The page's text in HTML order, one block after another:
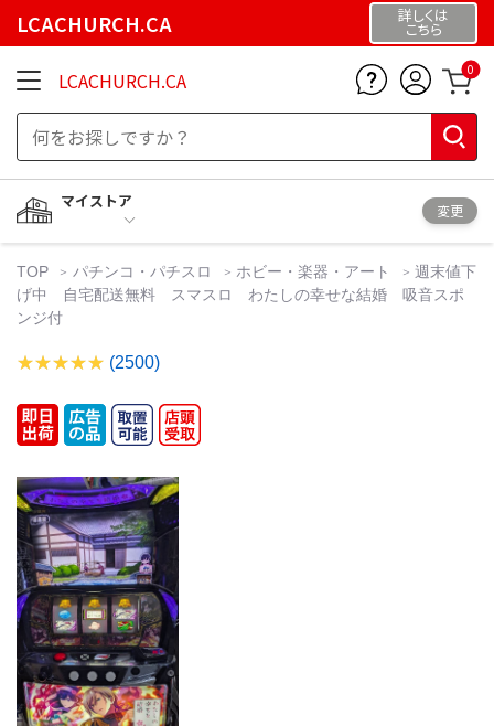
LCACHURCH.CA 詳しくは
こちら
LCACHURCH.CA 0
マイストア
変更
TOP パチンコ・パチスロ ホビー・楽器・アート
週末値下
げ中 自宅配送無料 スマスロ わたしの幸せな結婚 吸音スポ
ンジ付
(2500)